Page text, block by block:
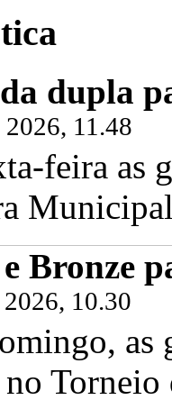
dupla
11.48
feira as
Bronze
10.30
as